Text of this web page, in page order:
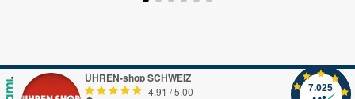
UHREN-shop SCHWEIZ
4.91 /5.00 7.025